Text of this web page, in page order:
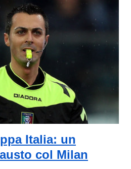
Italia: un
col Milan